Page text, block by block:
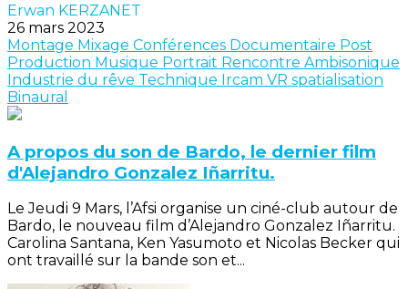
Erwan KERZANET
26 mars 2023
Montage Mixage Conférences Documentaire Post
Production Musique Portrait Rencontre Ambisonique
Industrie du rêve Technique Ircam VR spatialisation
Binaural
A propos du son de Bardo, le dernier film
d'Alejandro Gonzalez Iñarritu.
Le Jeudi 9 Mars, l’Afsi organise un ciné-club autour de
Bardo, le nouveau film d’Alejandro Gonzalez Iñarritu.
Carolina Santana, Ken Yasumoto et Nicolas Becker qui
ont travaillé sur la bande son et...